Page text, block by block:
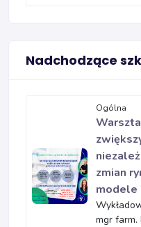
Nadchodzące
Ogólna
zmian
modele
mgr farm.